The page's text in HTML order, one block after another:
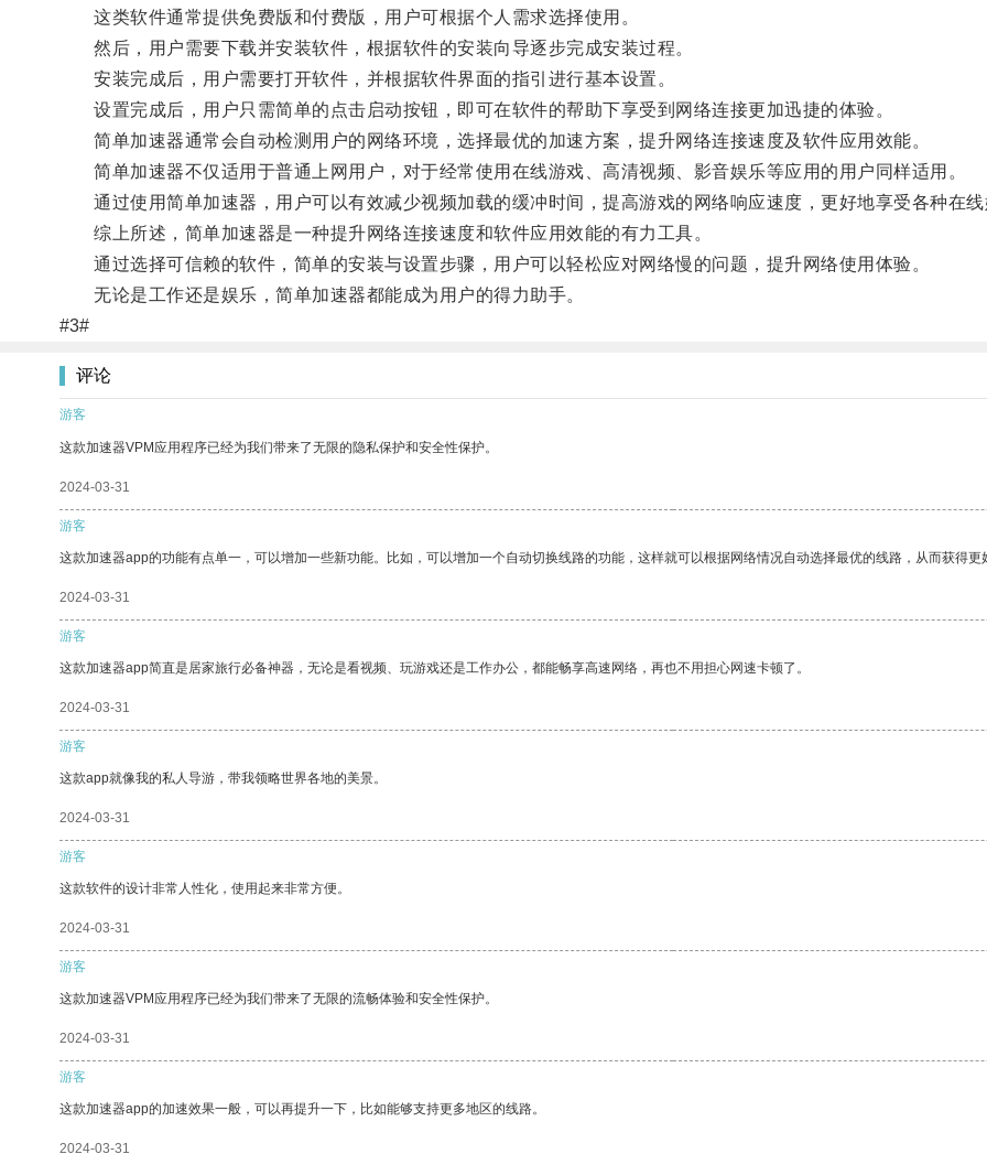
这类软件通常提供免费版和付费版，用户可根据个人需求选择使用。
然后，用户需要下载并安装软件，根据软件的安装向导逐步完成安装过程。
安装完成后，用户需要打开软件，并根据软件界面的指引进行基本设置。
设置完成后，用户只需简单的点击启动按钮，即可在软件的帮助下享受到网络连接更加迅捷的体验。
简单加速器通常会自动检测用户的网络环境，选择最优的加速方案，提升网络连接速度及软件应用效能。
简单加速器不仅适用于普通上网用户，对于经常使用在线游戏、高清视频、影音娱乐等应用的用户同样适用。
通过使用简单加速器，用户可以有效减少视频加载的缓冲时间，提高游戏的网络响应速度，更好地享受各种在线
综上所述，简单加速器是一种提升网络连接速度和软件应用效能的有力工具。
通过选择可信赖的软件，简单的安装与设置步骤，用户可以轻松应对网络慢的问题，提升网络使用体验。
无论是工作还是娱乐，简单加速器都能成为用户的得力助手。
#3#
评论
游客
这款加速器VPM应用程序已经为我们带来了无限的隐私保护和安全性保护。
2024-03-31
游客
这款加速器app的功能有点单一，可以增加一些新功能。比如，可以增加一个自动切换线路的功能，这样就可以根据网络情况自动选择最优的线路，从而获得更
2024-03-31
游客
这款加速器app简直是居家旅行必备神器，无论是看视频、玩游戏还是工作办公，都能畅享高速网络，再也不用担心网速卡顿了。
2024-03-31
游客
这款app就像我的私人导游，带我领略世界各地的美景。
2024-03-31
游客
这款软件的设计非常人性化，使用起来非常方便。
2024-03-31
游客
这款加速器VPM应用程序已经为我们带来了无限的流畅体验和安全性保护。
2024-03-31
游客
这款加速器app的加速效果一般，可以再提升一下，比如能够支持更多地区的线路。
2024-03-31